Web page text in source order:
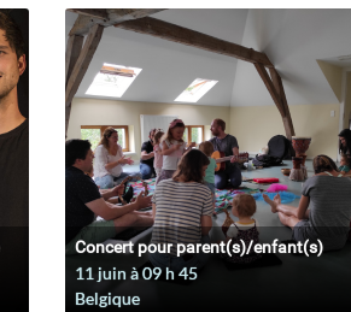
Concert pour parent(s)/enfant(s)
11 juin à 09 h 45
Belgique